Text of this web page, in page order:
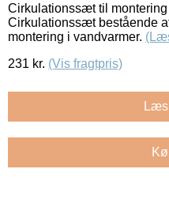
Cirkulationssæt til montering
Cirkulationssæt bestående
montering i vandvarmer.
231 kr. (Vis fragtpris)